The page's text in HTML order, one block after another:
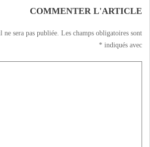
COMMENTER L'ARTICLE
ne sera pas publiée. Les champs obligatoires sont
indiqués avec
*